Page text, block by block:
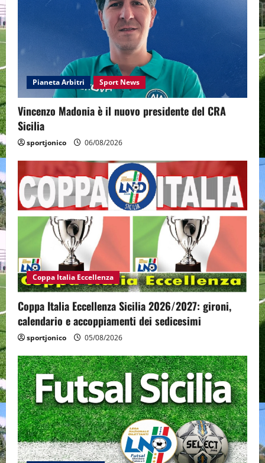
Pianeta Arbitri Sport News
Vincenzo Madonia è il nuovo presidente del CRA
Sicilia
sportjonico 06/08/2026
Coppa Italia Eccellenza
Coppa Italia Eccellenza Sicilia 2026/2027: gironi,
calendario e accoppiamenti dei sedicesimi
sportjonico 05/08/2026